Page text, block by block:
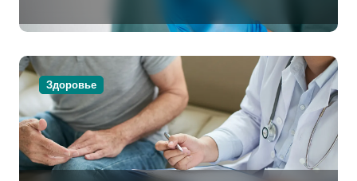
Здоровье